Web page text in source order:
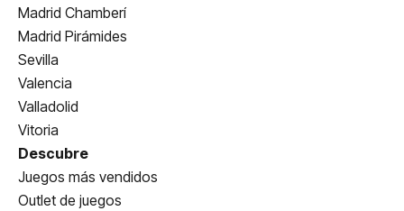
Madrid Chamberí
Madrid Pirámides
Sevilla
Valencia
Valladolid
Vitoria
Descubre
Juegos más vendidos
Outlet de juegos